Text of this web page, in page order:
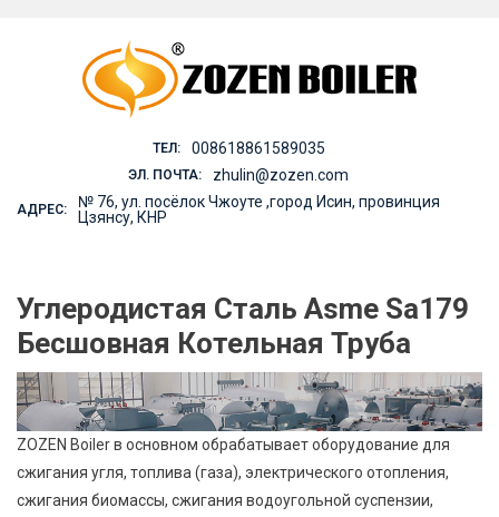
ТЕЛ: 008618861589035
ЭЛ. ПОЧТА: zhulin@zozen.com
АДРЕС:
№ 76, ул. посёлок Чжоуте ,город Исин, провинция
Цзянсу, КНР
Углеродистая Сталь Asme Sa179
Бесшовная Котельная Труба
ZOZEN Boiler в основном обрабатывает оборудование для
сжигания угля, топлива (газа), электрического отопления,
сжигания биомассы, сжигания водоугольной суспензии,